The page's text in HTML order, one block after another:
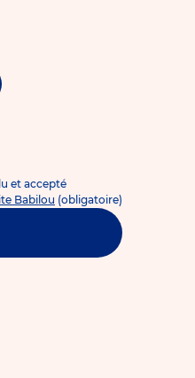
et accepté
Babilou (obligatoire)